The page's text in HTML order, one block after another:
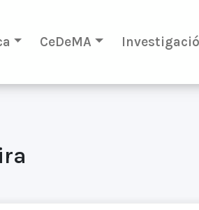
CeDeMA